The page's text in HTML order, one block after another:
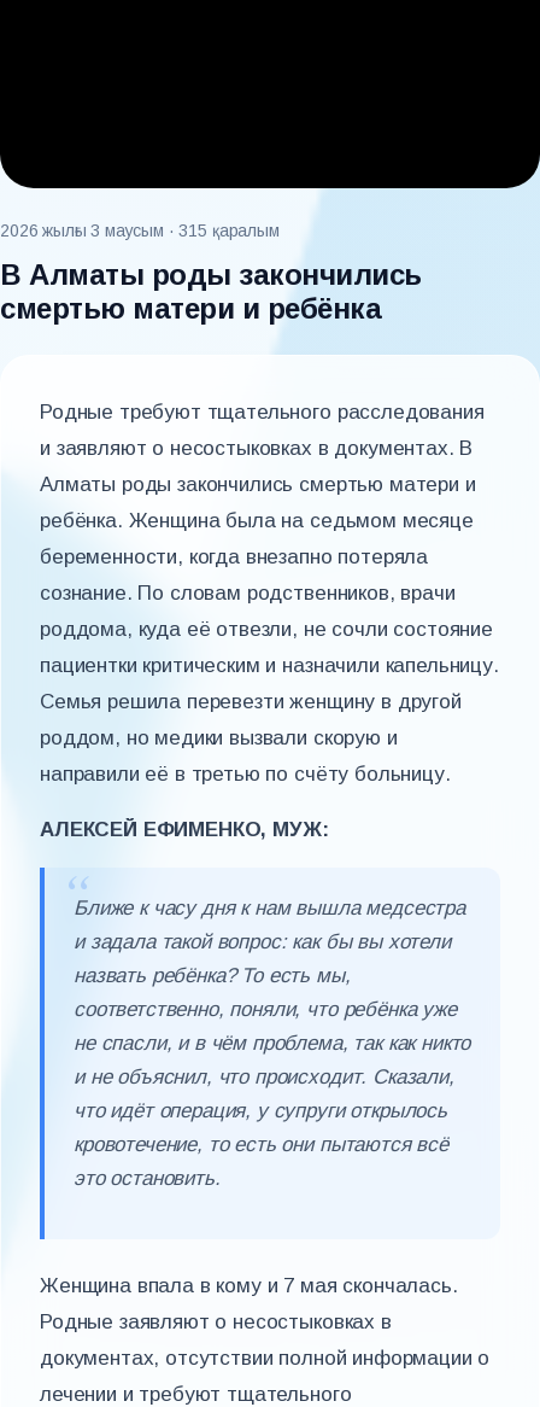
2026 жылғы 3 маусым · 315 қаралым
В Алматы роды закончились
смертью матери и ребёнка
Родные требуют тщательного расследования
и заявляют о несостыковках в документах. В
Алматы роды закончились смертью матери и
ребёнка. Женщина была на седьмом месяце
беременности, когда внезапно потеряла
сознание. По словам родственников, врачи
роддома, куда её отвезли, не сочли состояние
пациентки критическим и назначили капельницу.
Семья решила перевезти женщину в другой
роддом, но медики вызвали скорую и
направили её в третью по счёту больницу.
АЛЕКСЕЙ ЕФИМЕНКО, МУЖ:
Ближе к часу дня к нам вышла медсестра
и задала такой вопрос: как бы вы хотели
назвать ребёнка? То есть мы,
соответственно, поняли, что ребёнка уже
не спасли, и в чём проблема, так как никто
и не объяснил, что происходит. Сказали,
что идёт операция, у супруги открылось
кровотечение, то есть они пытаются всё
это остановить.
Женщина впала в кому и 7 мая скончалась.
Родные заявляют о несостыковках в
документах, отсутствии полной информации о
лечении и требуют тщательного